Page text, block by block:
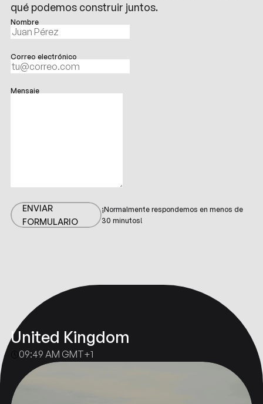
Construyamos
qué podemos construir juntos.
Nombre
Correo electrónico
Mensaje
ENVIAR
FORMULARIO
¡Normalmente respondemos en menos de
30 minutos!
United Kingdom
09:49 AM GMT+1